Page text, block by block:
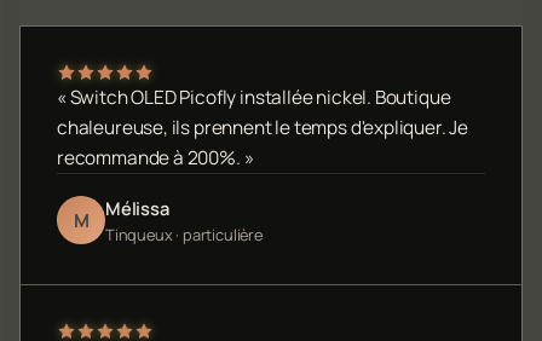
« Switch OLED Picofly installée nickel. Boutique
chaleureuse, ils prennent le temps d'expliquer. Je
recommande à 200%. »
M Mélissa
Tinqueux · particulière